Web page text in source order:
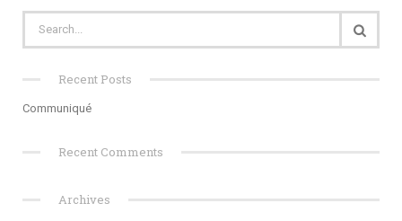
Recent Posts
Communiqué
Recent Comments
Archives